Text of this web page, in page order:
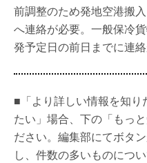
前調整のため発地空港搬
へ連絡が必要。一般保冷
発予定日の前日までに連絡
■「より詳しい情報を知り
たい」場合、下の「もっ
ださい。編集部にてボタ
し、件数の多いものにつ